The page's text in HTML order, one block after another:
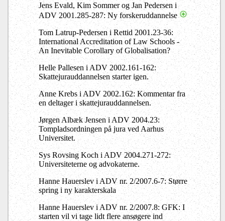
Jens Evald, Kim Sommer og Jan Pedersen i
ADV 2001.285-287: Ny forskeruddannelse
Tom Latrup-Pedersen i Rettid 2001.23-36:
International Accreditation of Law Schools -
An Inevitable Corollary of Globalisation?
Helle Pallesen i ADV 2002.161-162:
Skattejurauddannelsen starter igen.
Anne Krebs i ADV 2002.162: Kommentar fra
en deltager i skattejurauddannelsen.
Jørgen Albæk Jensen i ADV 2004.23:
Tompladsordningen på jura ved Aarhus
Universitet.
Sys Rovsing Koch i ADV 2004.271-272:
Universiteterne og advokaterne.
Hanne Hauerslev i ADV nr. 2/2007.6-7: Større
spring i ny karakterskala
Hanne Hauerslev i ADV nr. 2/2007.8: GFK: I
starten vil vi tage lidt flere ansøgere ind